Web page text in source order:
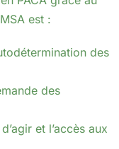
est :
des
des
et l’accès aux